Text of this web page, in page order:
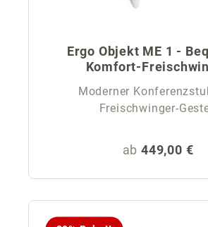
Ergo Objekt ME 1 -
Komfort-
Moderner
Freischwinger-
Regulärer
ab 449,00 €